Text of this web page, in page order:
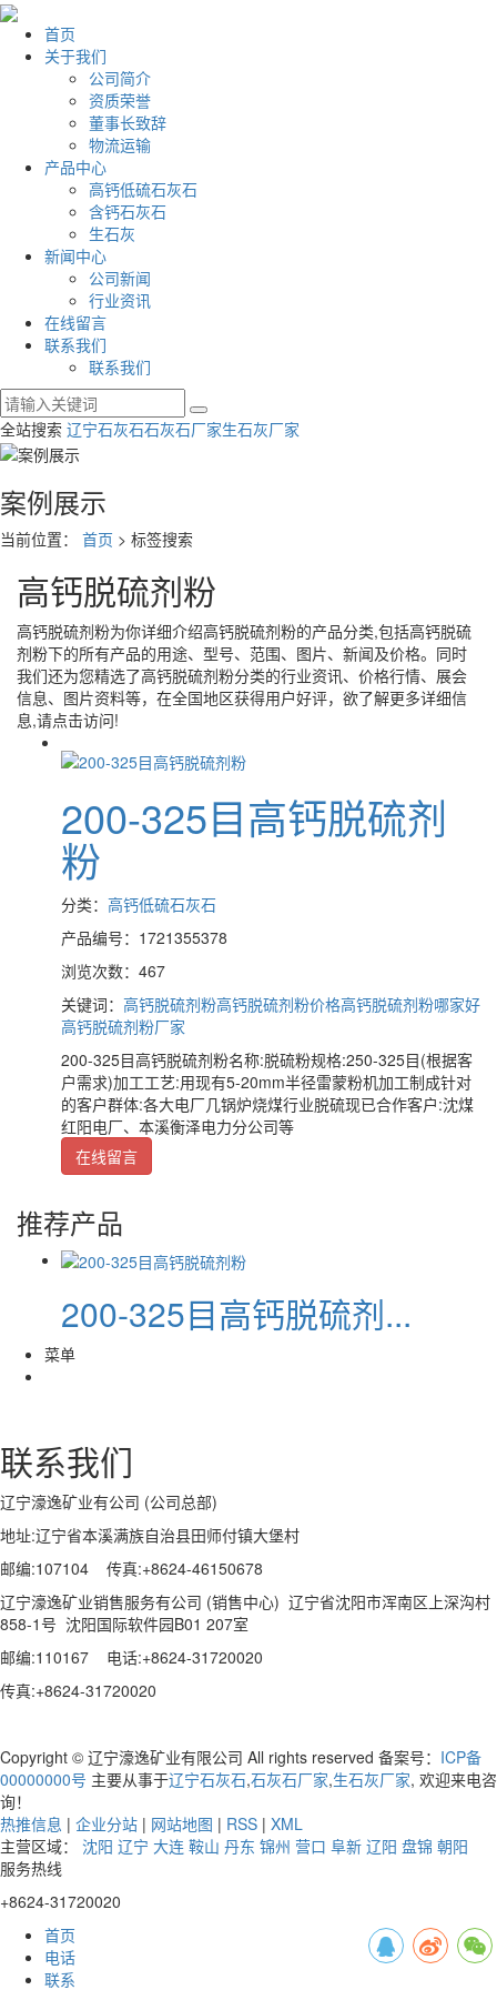
首页
关于我们
公司简介
资质荣誉
董事长致辞
物流运输
产品中心
高钙低硫石灰石
含钙石灰石
生石灰
新闻中心
公司新闻
行业资讯
在线留言
联系我们
联系我们
全站搜索 辽宁石灰石石灰石厂家生石灰厂家
案例展示
当前位置： 首页 > 标签搜索
高钙脱硫剂粉
高钙脱硫剂粉为你详细介绍高钙脱硫剂粉的产品分类,包括高钙脱硫
剂粉下的所有产品的用途、型号、范围、图片、新闻及价格。同时
我们还为您精选了高钙脱硫剂粉分类的行业资讯、价格行情、展会
信息、图片资料等，在全国地区获得用户好评，欲了解更多详细信
息,请点击访问!
200-325目高钙脱硫剂
粉
分类： 高钙低硫石灰石
产品编号：1721355378
浏览次数：467
关键词： 高钙脱硫剂粉高钙脱硫剂粉价格高钙脱硫剂粉哪家好
高钙脱硫剂粉厂家
200-325目高钙脱硫剂粉名称:脱硫粉规格:250-325目(根据客
户需求)加工工艺:用现有5-20mm半径雷蒙粉机加工制成针对
的客户群体:各大电厂几锅炉烧煤行业脱硫现已合作客户:沈煤
红阳电厂、本溪衡泽电力分公司等
在线留言
推荐产品
200-325目高钙脱硫剂...
菜单
联系我们
辽宁濠逸矿业有公司 (公司总部)
地址:辽宁省本溪满族自治县田师付镇大堡村
邮编:107104 传真:+8624-46150678
辽宁濠逸矿业销售服务有公司 (销售中心) 辽宁省沈阳市浑南区上深沟村
858-1号 沈阳国际软件园B01 207室
邮编:110167 电话:+8624-31720020
传真:+8624-31720020
Copyright © 辽宁濠逸矿业有限公司 All rights reserved 备案号： ICP备
00000000号 主要从事于辽宁石灰石,石灰石厂家,生石灰厂家, 欢迎来电咨
询！
热推信息 | 企业分站 | 网站地图 | RSS | XML
主营区域： 沈阳 辽宁 大连 鞍山 丹东 锦州 营口 阜新 辽阳 盘锦 朝阳
服务热线
+8624-31720020
首页
电话
联系